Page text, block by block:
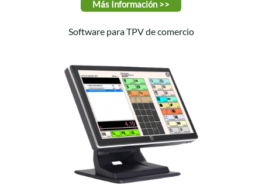
Más Información >>
Software para TPV de comercio